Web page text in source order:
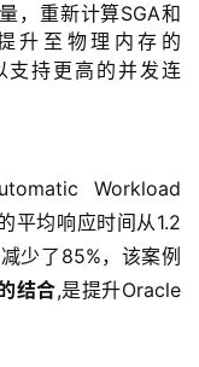
，重新计算SGA和
升至物理内存的
支持更高的并发连
Workload
平均响应时间从1.2
少了85%，该案例
结合,是提升Oracle